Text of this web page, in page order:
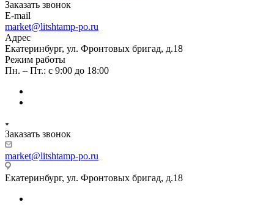
Заказать звонок
E-mail
market@litshtamp-po.ru
Адрес
Екатеринбург, ул. Фронтовых бригад, д.18
Режим работы
Пн. – Пт.: с 9:00 до 18:00
Заказать звонок
market@litshtamp-po.ru
Екатеринбург, ул. Фронтовых бригад, д.18